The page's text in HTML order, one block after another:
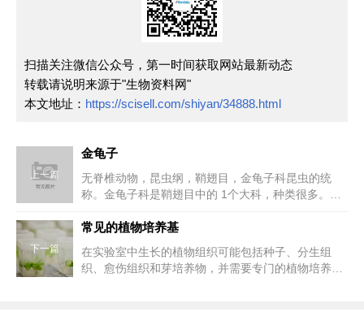
扫描关注微信公众号，第一时间获取网站最新动态
转载请说明来源于"生物资料网"
本文地址： https://scisell.com/shiyan/34888.html
上一篇
金龟子
无脊椎动物，昆虫纲，鞘翅目，金龟子科昆虫的统
称。金龟子科是鞘翅目中的 1个大科，种类很多。成
下一篇
常见的植物培养基
在实验室中生长的植物组织可能包括种子、分生组
织、愈伤组织和芽培养物，并需要专门的植物培养